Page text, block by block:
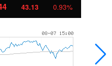
11.37 1.01%